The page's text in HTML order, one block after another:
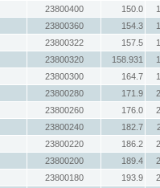
23800400 150.0
23800360 154.3
23800322 157.5
23800320 158.931
23800300 164.7
23800280 171.9
23800260 176.0
23800240 182.7
23800220 186.2
23800200 189.4
23800180 193.9